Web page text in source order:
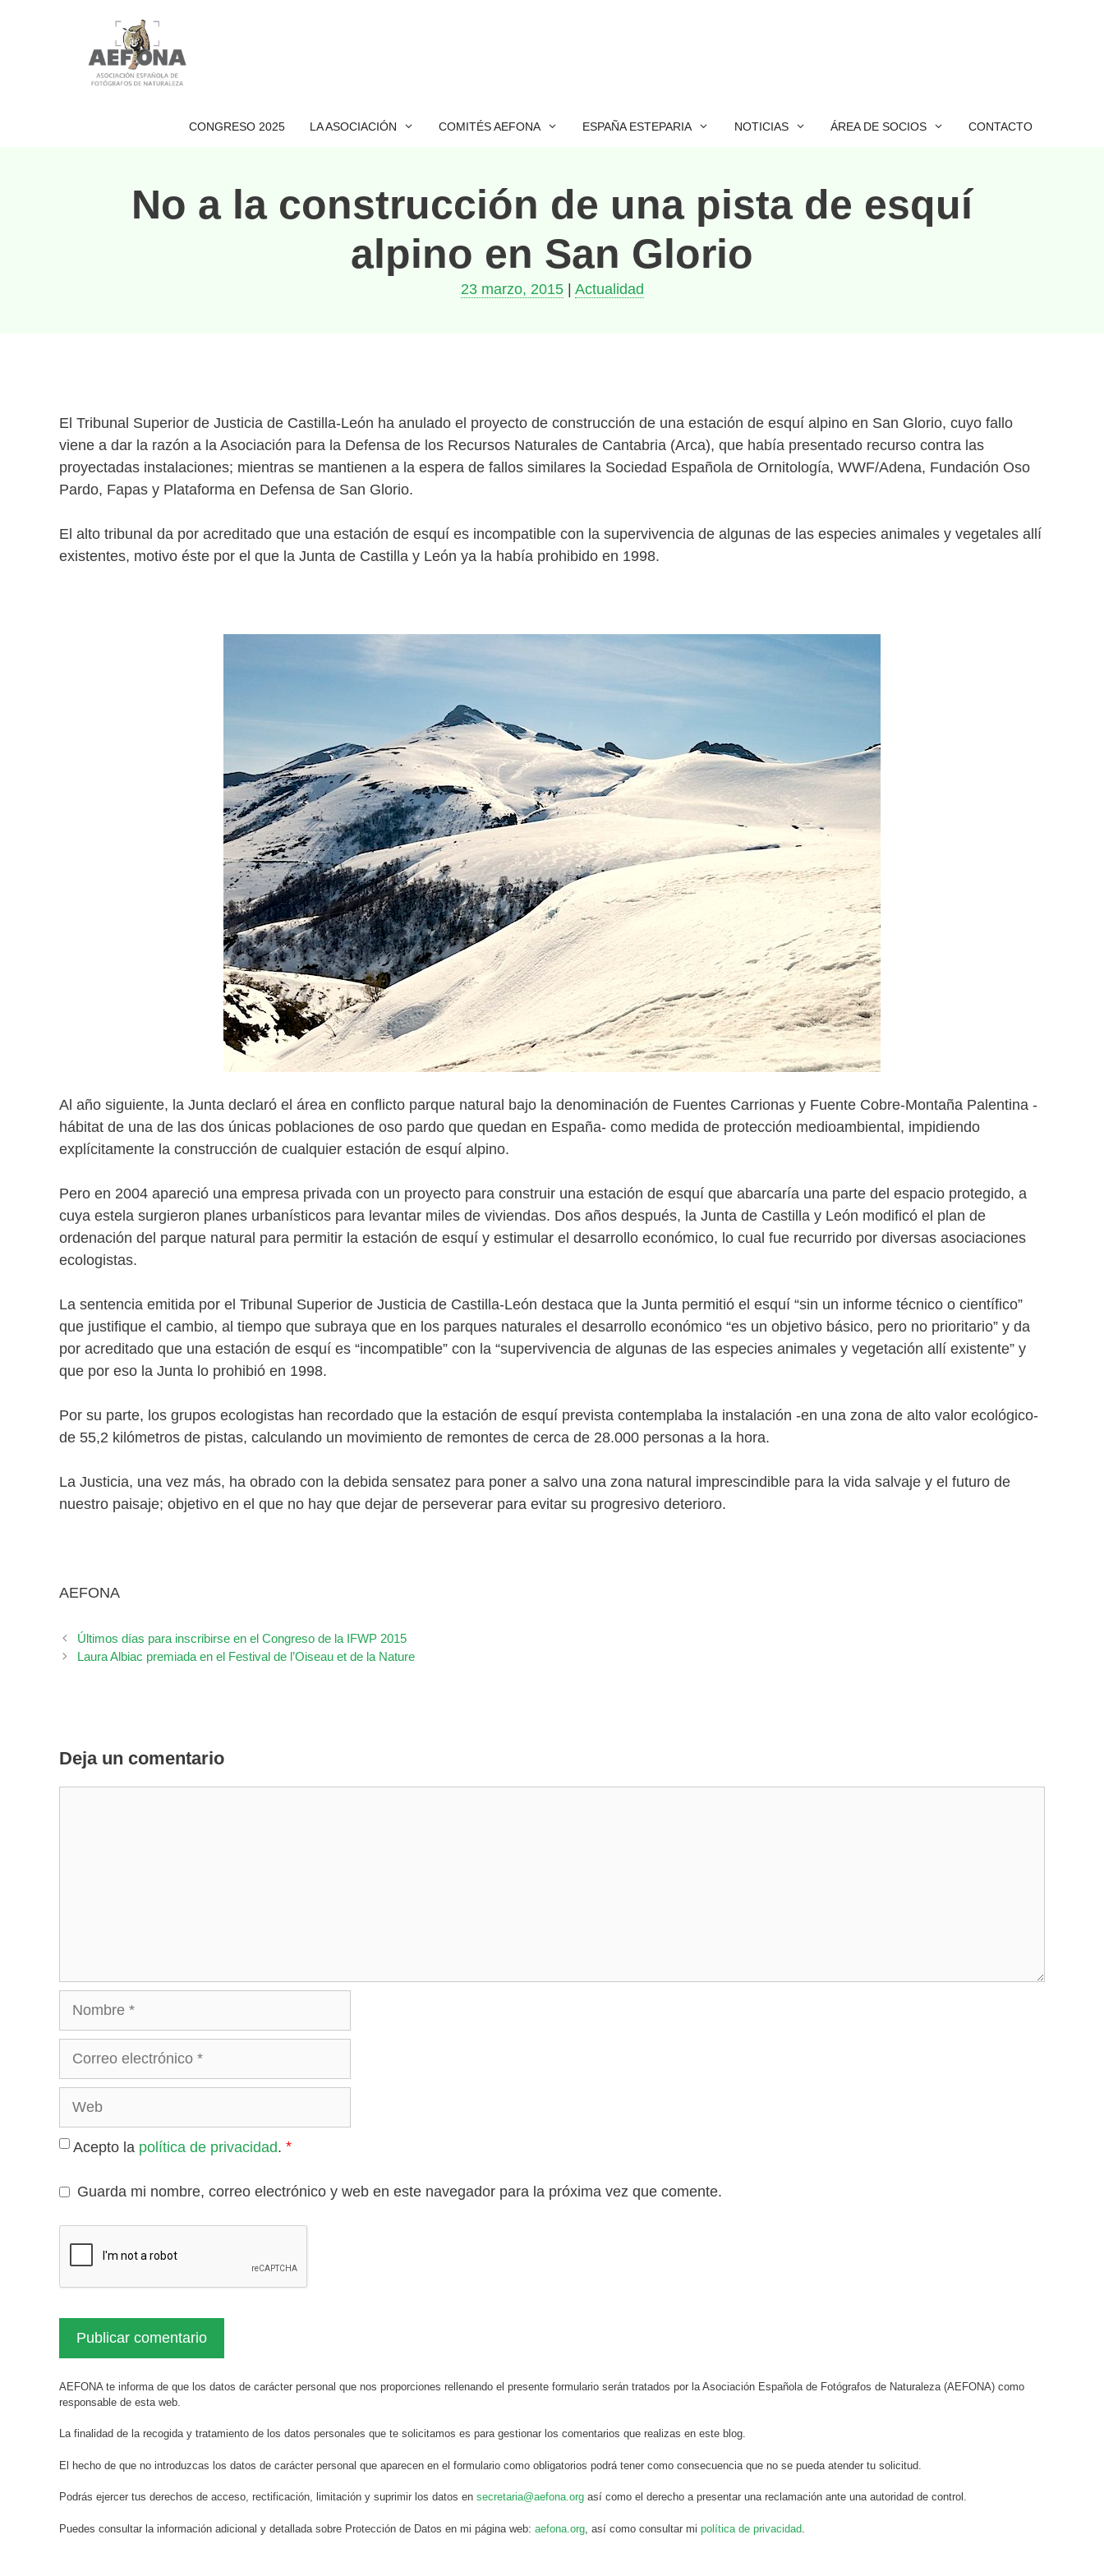
CONGRESO 2025 LA ASOCIACIÓN COMITÉS AEFONA ESPAÑA ESTEPARIA NOTICIAS ÁREA DE SOCIOS CONTACTO
No a la construcción de una pista de esquí
alpino en San Glorio
23 marzo, 2015| Actualidad
El Tribunal Superior de Justicia de Castilla-León ha anulado el proyecto de construcción de una estación de esquí alpino en San Glorio, cuyo fallo
viene a dar la razón a la Asociación para la Defensa de los Recursos Naturales de Cantabria (Arca), que había presentado recurso contra las
proyectadas instalaciones; mientras se mantienen a la espera de fallos similares la Sociedad Española de Ornitología, WWF/Adena, Fundación Oso
Pardo, Fapas y Plataforma en Defensa de San Glorio.
El alto tribunal da por acreditado que una estación de esquí es incompatible con la supervivencia de algunas de las especies animales y vegetales allí
existentes, motivo éste por el que la Junta de Castilla y León ya la había prohibido en 1998.
Al año siguiente, la Junta declaró el área en conflicto parque natural bajo la denominación de Fuentes Carrionas y Fuente Cobre-Montaña Palentina -
hábitat de una de las dos únicas poblaciones de oso pardo que quedan en España- como medida de protección medioambiental, impidiendo
explícitamente la construcción de cualquier estación de esquí alpino.
Pero en 2004 apareció una empresa privada con un proyecto para construir una estación de esquí que abarcaría una parte del espacio protegido, a
cuya estela surgieron planes urbanísticos para levantar miles de viviendas. Dos años después, la Junta de Castilla y León modificó el plan de
ordenación del parque natural para permitir la estación de esquí y estimular el desarrollo económico, lo cual fue recurrido por diversas asociaciones
ecologistas.
La sentencia emitida por el Tribunal Superior de Justicia de Castilla-León destaca que la Junta permitió el esquí “sin un informe técnico o científico”
que justifique el cambio, al tiempo que subraya que en los parques naturales el desarrollo económico “es un objetivo básico, pero no prioritario” y da
por acreditado que una estación de esquí es “incompatible” con la “supervivencia de algunas de las especies animales y vegetación allí existente” y
que por eso la Junta lo prohibió en 1998.
Por su parte, los grupos ecologistas han recordado que la estación de esquí prevista contemplaba la instalación -en una zona de alto valor ecológico-
de 55,2 kilómetros de pistas, calculando un movimiento de remontes de cerca de 28.000 personas a la hora.
La Justicia, una vez más, ha obrado con la debida sensatez para poner a salvo una zona natural imprescindible para la vida salvaje y el futuro de
nuestro paisaje; objetivo en el que no hay que dejar de perseverar para evitar su progresivo deterioro.
AEFONA
Últimos días para inscribirse en el Congreso de la IFWP 2015
Laura Albiac premiada en el Festival de l’Oiseau et de la Nature
Deja un comentario
Acepto la política de privacidad. *
Guarda mi nombre, correo electrónico y web en este navegador para la próxima vez que comente.
AEFONA te informa de que los datos de carácter personal que nos proporciones rellenando el presente formulario serán tratados por la Asociación Española de Fotógrafos de Naturaleza (AEFONA) como
responsable de esta web.
La finalidad de la recogida y tratamiento de los datos personales que te solicitamos es para gestionar los comentarios que realizas en este blog.
El hecho de que no introduzcas los datos de carácter personal que aparecen en el formulario como obligatorios podrá tener como consecuencia que no se pueda atender tu solicitud.
Podrás ejercer tus derechos de acceso, rectificación, limitación y suprimir los datos en secretaria@aefona.org así como el derecho a presentar una reclamación ante una autoridad de control.
Puedes consultar la información adicional y detallada sobre Protección de Datos en mi página web: aefona.org , así como consultar mi política de privacidad